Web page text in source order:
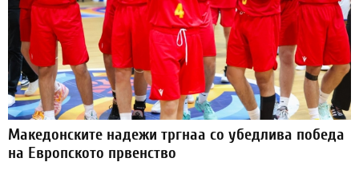
Македонските надежи тргнаа со убедлива победа
на Европското првенство